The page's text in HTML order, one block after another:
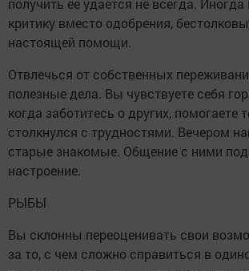
получить ее удается не всегда.
критику вместо одобрения,
настоящей помощи.
Отвлечься от собственных
полезные дела. Вы чувствуете себя
когда заботитесь о других, помогаете
столкнулся с трудностями. Вечером
старые знакомые. Общение с ними
настроение.
РЫБЫ
Вы склонны переоценивать свои
за то, с чем сложно справиться в